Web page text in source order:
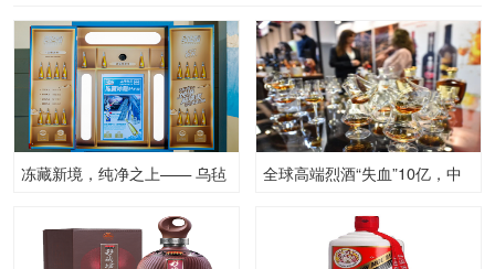
冻藏新境，纯净之上—— 乌毡
心重磅发布
全球高端烈酒“失血”10亿，中